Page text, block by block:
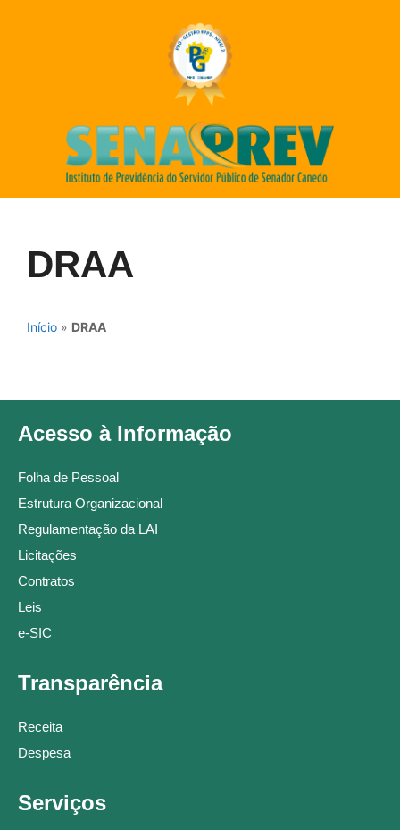
DRAA
Início » DRAA
Acesso à Informação
Folha de Pessoal
Estrutura Organizacional
Regulamentação da LAI
Licitações
Contratos
Leis
e-SIC
Transparência
Receita
Despesa
Serviços